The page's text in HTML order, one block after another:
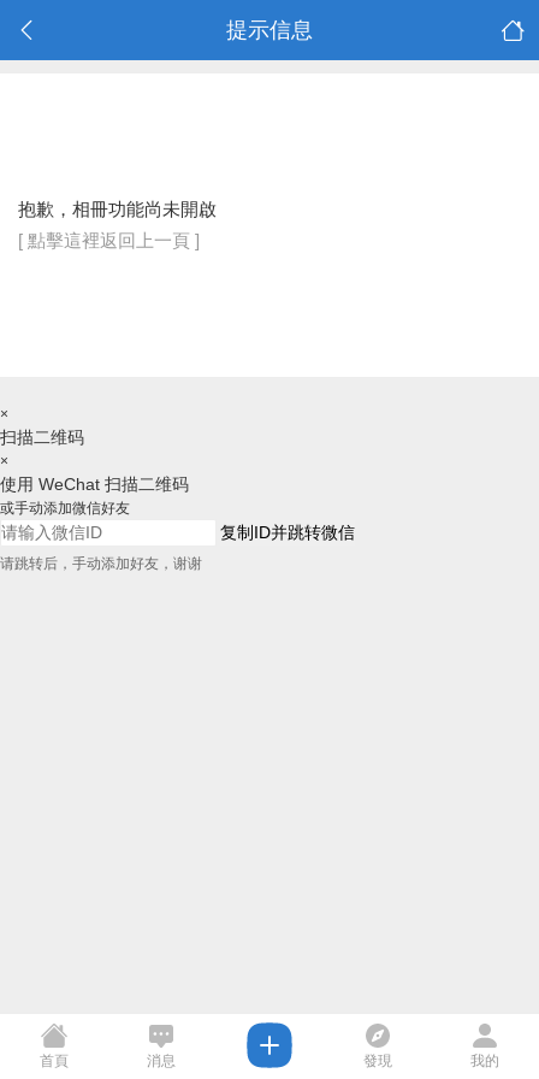
提示信息
抱歉，相冊功能尚未開啟
[ 點擊這裡返回上一頁 ]
×
扫描二维码
×
使用 WeChat 扫描二维码
或手动添加微信好友
复制ID并跳转微信
请跳转后，手动添加好友，谢谢
首頁 消息 發現 我的